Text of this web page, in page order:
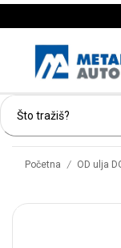
Početna / OD ulja